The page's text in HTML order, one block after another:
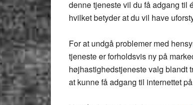
denne tjeneste vil du få adgang til
hvilket betyder at du vil have
For at undgå problemer med
tjeneste er forholdsvis ny på
højhastighedstjeneste valg blandt
at kunne få adgang til internettet